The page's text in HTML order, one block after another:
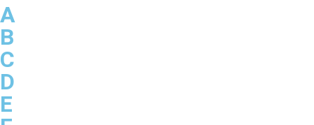
A
B
C
D
E